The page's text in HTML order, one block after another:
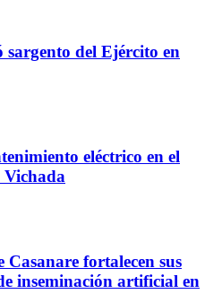
sargento del Ejército en
eléctrico en el
Vichada
Casanare fortalecen sus
inseminación artificial en